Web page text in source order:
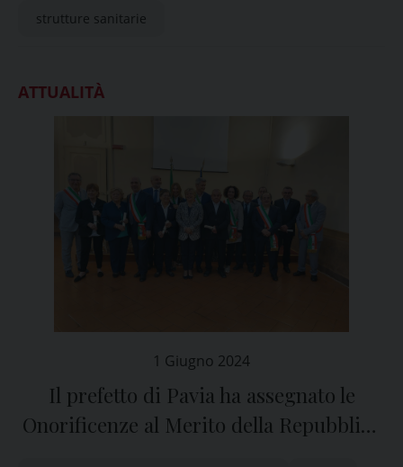
strutture sanitarie
ATTUALITÀ
1 Giugno 2024
Il prefetto di Pavia ha assegnato le
Onorificenze al Merito della Repubblica